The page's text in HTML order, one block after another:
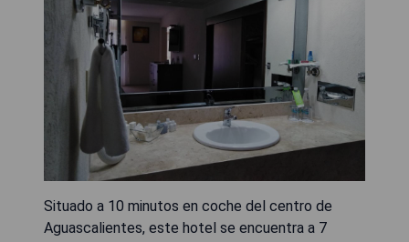
Situado a 10 minutos en coche del centro de
Aguascalientes, este hotel se encuentra a 7